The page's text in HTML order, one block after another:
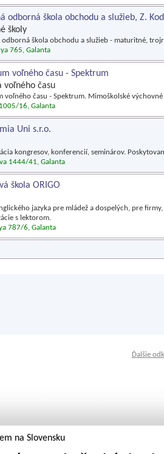
odborná škola obchodu a služieb, Z.
školy
odborná škola obchodu a služieb - maturitné,
765, Galanta
voľného času - Spektrum
voľného času
voľného času - Spektrum. Mimoškolské
16, Galanta
Uni s.r.o.
kongresov, konferencií, seminárov.
1444/41, Galanta
škola ORIGO
jazyka pre mládež a dospelých, pre
s lektorom.
787/6, Galanta
Ďalšie
na Slovensku